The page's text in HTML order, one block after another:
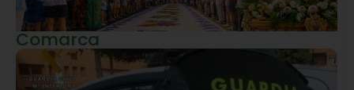
Comarca